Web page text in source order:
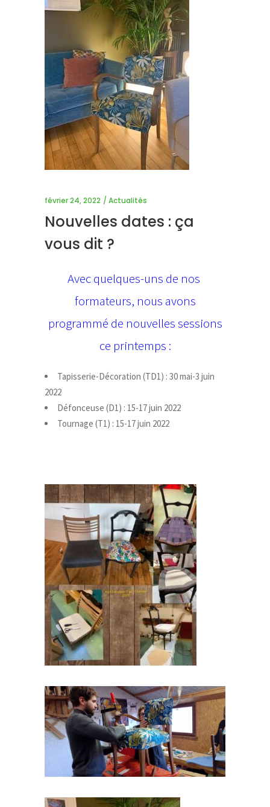
février 24, 2022 Actualités
Nouvelles dates : ça
vous dit ?
Avec quelques-uns de nos
formateurs, nous avons
programmé de nouvelles sessions
ce printemps :
Tapisserie-Décoration (TD1) : 30 mai-3 juin
2022
Défonceuse (D1) : 15-17 juin 2022
Tournage (T1) : 15-17 juin 2022